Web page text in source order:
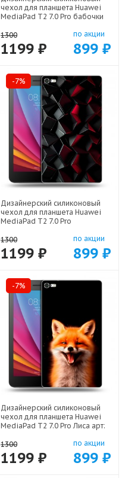
чехол для планшета Huawei
MediaPad T2 7.0 Pro бабочки
1300
1199 ₽
по акции
899 ₽
-7%
Дизайнерский силиконовый
чехол для планшета Huawei
MediaPad T2 7.0 Pro
1300
1199 ₽
по акции
899 ₽
-7%
Дизайнерский силиконовый
чехол для планшета Huawei
MediaPad T2 7.0 Pro Лиса арт:
1300
1199 ₽
по акции
899 ₽